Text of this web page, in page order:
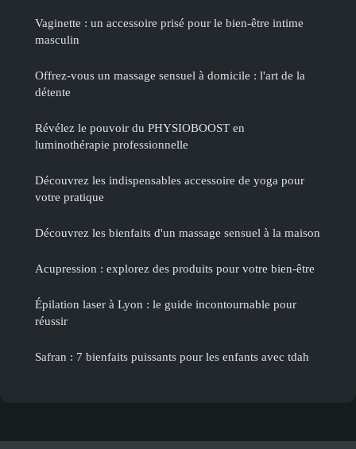
Vaginette : un accessoire prisé pour le bien-être intime
masculin
Offrez-vous un massage sensuel à domicile : l'art de la
détente
Révélez le pouvoir du PHYSIOBOOST en
luminothérapie professionnelle
Découvrez les indispensables accessoire de yoga pour
votre pratique
Découvrez les bienfaits d'un massage sensuel à la maison
Acupression : explorez des produits pour votre bien-être
Épilation laser à Lyon : le guide incontournable pour
réussir
Safran : 7 bienfaits puissants pour les enfants avec tdah